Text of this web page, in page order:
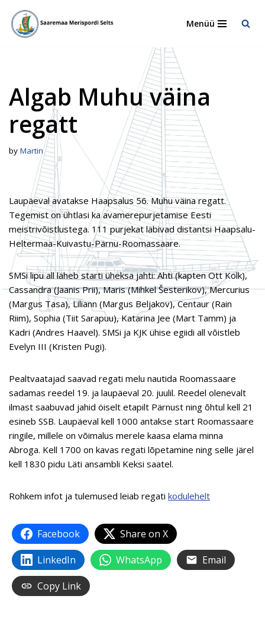
Skip
Menüü
Algab Muhu väina
regatt
by Martin
Laupäeval avatakse Haapsalus 56. Muhu väina regatt.
Tegemist on ühtlasi ka avamerepurjetamise Eesti
meistrivõistlustega. 111 purjekat läbivad distantsi Haapsalu-
Heltermaa-Kuivastu-Pärnu-Roomassaare.
SMSi lipu all läheb starti üheksa jahti: Ahti (kapten Ott Kolk),
Cassandra (Jaanis Prii), Maris (Mihkel Šesterikov), Mercurius
(Margus Tasa), Liliann (Margus Beljakov), Centaur (Rain
Riim), Sophia (Tiit Sarapuu), Katarina Jee (Mart Tamm) ja
Kadri (Andres Haavel). SMSi ja KJK ühise egiidi all võistleb
Evelyn III (Kristen Pugi).
Pealtvaatajad saavad regati melu nautida Roomassaare
sadamas reedel 19. ja laupäeval 20. juulil. Reedel olenevalt
ilmast saabuvad jahid öiselt etapilt Pärnust ning õhtul kell 21
esineb SSB. Laupäeval kell 1000 antakse start Roomassaare
ringile, millele on võimalus merele kaasa elama minna
Abroga. Kell 1700 on kavas regati lõpetamine ning selle järel
kell 1830 pidu Läti ansambli Keksi saatel.
Rohkem infot ja tulemused leiab regati kodulehelt
Facebook
Share on X
LinkedIn
WhatsApp
Email
Copy Link